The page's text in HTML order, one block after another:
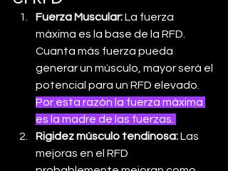
Fuerza Muscular: La fuerza
máxima es la base de la RFD.
Cuanta más fuerza pueda
generar un músculo, mayor será el
potencial para un RFD elevado.
Por esta razón la fuerza máxima
es la madre de las fuerzas.
Rigidez músculo tendinosa: Las
mejoras en el RFD